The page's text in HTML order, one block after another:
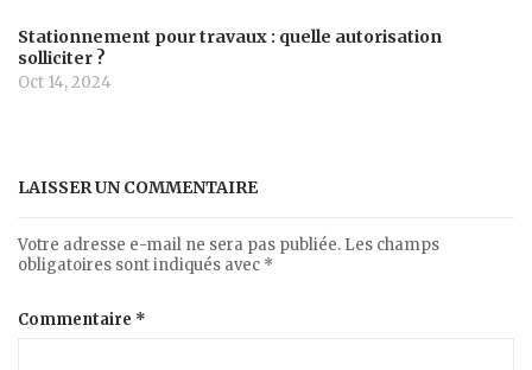
Stationnement pour travaux : quelle autorisation
solliciter ?
Oct 14, 2024
LAISSER UN COMMENTAIRE
Votre adresse e-mail ne sera pas publiée. Les champs
obligatoires sont indiqués avec *
Commentaire *